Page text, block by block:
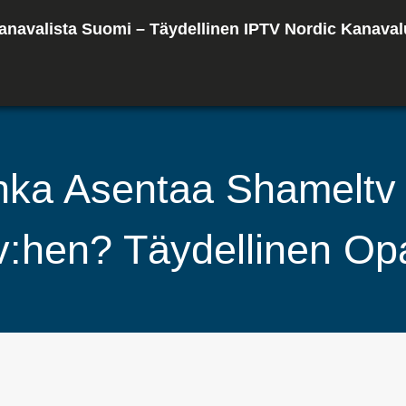
Suomi – Täydellinen IPTV Nordic
Asentaa
Täydellinen